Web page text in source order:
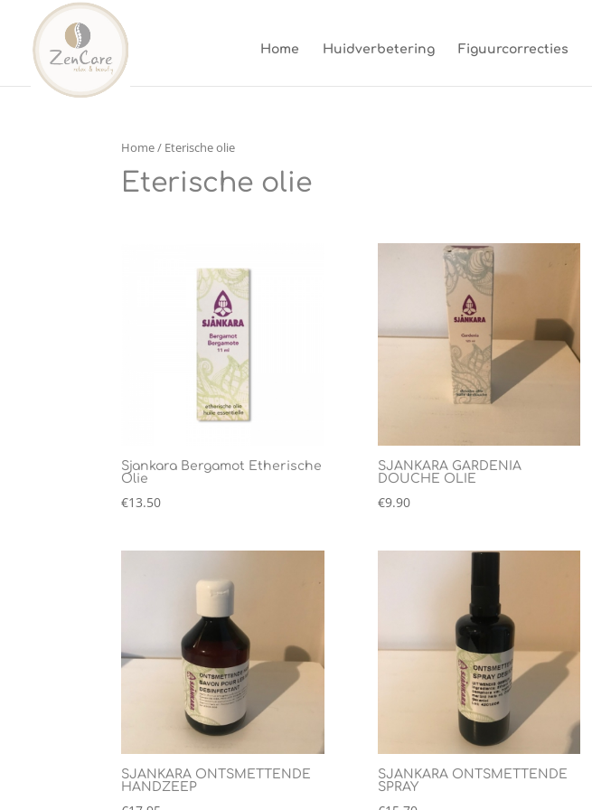
Home Huidverbetering Figuurcorrecties
Home/ Eterische olie
Eterische olie
Sjankara Bergamot Etherische
Olie
€13.50
SJANKARA GARDENIA
DOUCHE OLIE
€9.90
SJANKARA ONTSMETTENDE
HANDZEEP
SJANKARA ONTSMETTENDE
SPRAY